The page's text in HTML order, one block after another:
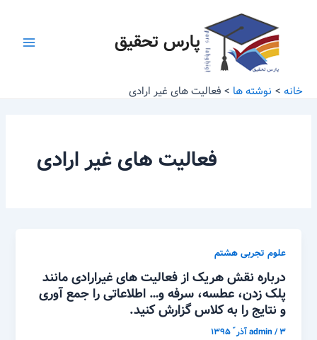
پارس تحقیق
خانه نوشته ها فعالیت های غیر ارادی
فعالیت های غیر ارادی
علوم تجربی هشتم
درباره نقش هریک از فعالیت های غیرارادی مانند
پلک زدن، عطسه، سرفه و… اطلاعاتی را جمع آوری
و نتایج را به کلاس گزارش کنید.
admin/۳ آذر ّ ۱۳۹۵